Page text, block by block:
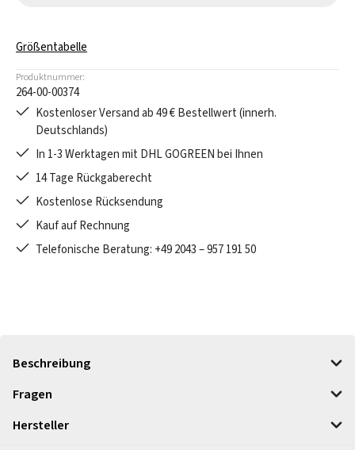
Größentabelle
Produktnummer:
264-00-00374
Kostenloser Versand ab 49 € Bestellwert (innerh.
Deutschlands)
In 1-3 Werktagen mit DHL GOGREEN bei Ihnen
14 Tage Rückgaberecht
Kostenlose Rücksendung
Kauf auf Rechnung
Telefonische Beratung: +49 2043 – 957 191 50
Beschreibung
Fragen
Hersteller